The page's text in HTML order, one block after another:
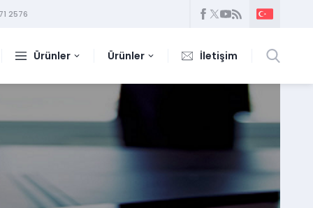
2576
Ürünler Ürünler İletişim